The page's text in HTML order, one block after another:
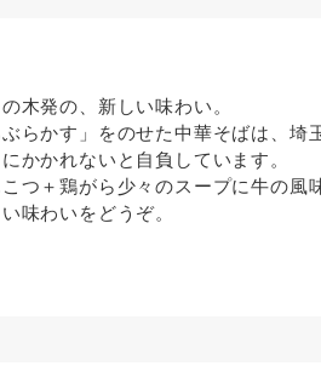
木発の、新しい味わい。
ぶらかす」をのせた中華そばは、
かかれないと自負しています。
つ＋鶏がら少々のスープに牛の
味わいをどうぞ。